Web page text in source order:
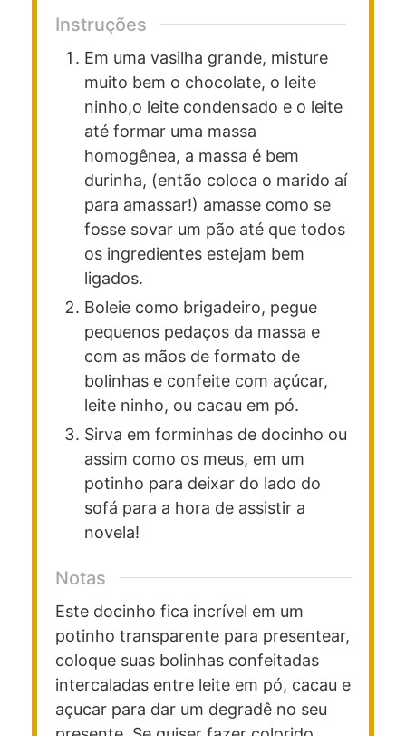
Instruções
Em uma vasilha grande, misture
muito bem o chocolate, o leite
ninho,o leite condensado e o leite
até formar uma massa
homogênea, a massa é bem
durinha, (então coloca o marido aí
para amassar!) amasse como se
fosse sovar um pão até que todos
os ingredientes estejam bem
ligados.
Boleie como brigadeiro, pegue
pequenos pedaços da massa e
com as mãos de formato de
bolinhas e confeite com açúcar,
leite ninho, ou cacau em pó.
Sirva em forminhas de docinho ou
assim como os meus, em um
potinho para deixar do lado do
sofá para a hora de assistir a
novela!
Notas
Este docinho fica incrível em um
potinho transparente para presentear,
coloque suas bolinhas confeitadas
intercaladas entre leite em pó, cacau e
açucar para dar um degradê no seu